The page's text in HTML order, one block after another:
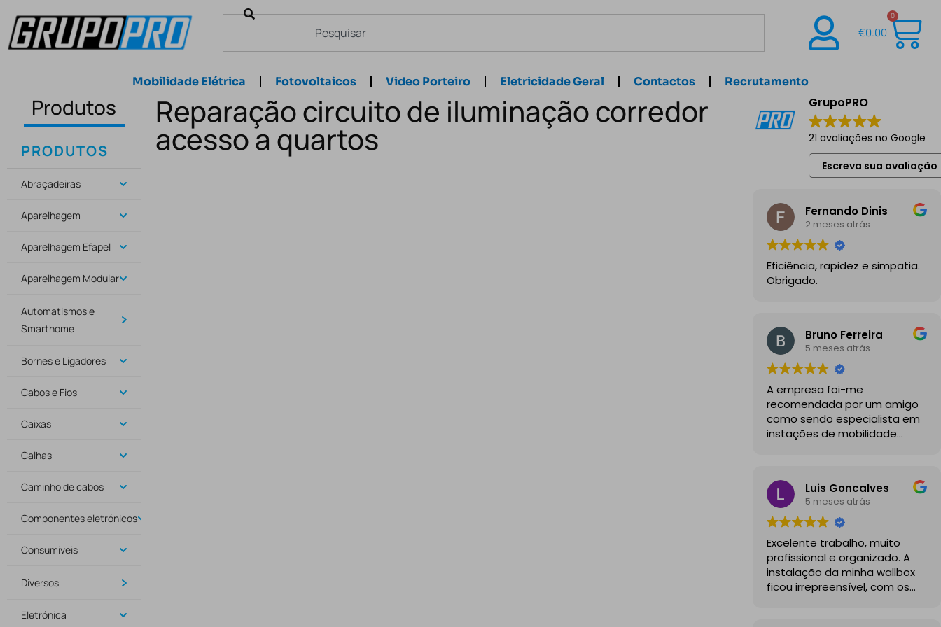
€0.00
0
Mobilidade Elétrica Fotovoltaicos Video Porteiro Eletricidade Geral Contactos Recrutamento
Produtos
PRODUTOS
Abraçadeiras
Aparelhagem
Aparelhagem Efapel
Aparelhagem Modular
Automatismos e
Smarthome
Bornes e Ligadores
Cabos e Fios
Caixas
Calhas
Caminho de cabos
Componentes eletrónicos
Consumiveis
Diversos
Eletrónica
Reparação circuito de iluminação corredor
acesso a quartos
GrupoPRO
21 avaliações no Google
Escreva sua avaliação
Fernando Dinis
2 meses atrás
Eficiência, rapidez e simpatia.
Obrigado.
Bruno Ferreira
5 meses atrás
A empresa foi-me
recomendada por um amigo
como sendo especialista em
instações de mobilidade
profissionais, comunicativos e
disponiveis para todas as
minhas dúvidas.
A instalação de tomada
reforçada em garagem
partilhada correu na
perfeição e nos prazos
combinados, sendo que
Luis Goncalves
5 meses atrás
Excelente trabalho, muito
profissional e organizado. A
instalação da minha wallbox
ficou irrepreensível, com os